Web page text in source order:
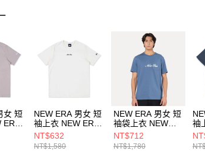
形
動
女 短
NEW ERA 男女 短
袖上衣 NEW ERA
BASIC NEW ERA
NE14148872
NT$632
NT$1,580
NEW ERA 男女 短
袖袋上衣 NEW
ERA BASIC NEW
ERA NE14326569
NT$712
NT$1,780
袖